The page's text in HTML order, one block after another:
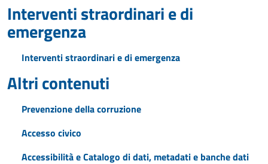
Interventi straordinari e di
emergenza
Interventi straordinari e di emergenza
Altri contenuti
Prevenzione della corruzione
Accesso civico
Accessibilità e Catalogo di dati, metadati e banche dati